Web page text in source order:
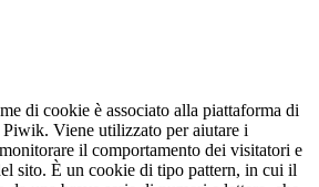
di cookie è associato alla piattaforma di
Viene utilizzato per aiutare i
il comportamento dei visitatori e
sito. È un cookie di tipo pattern, in cui il